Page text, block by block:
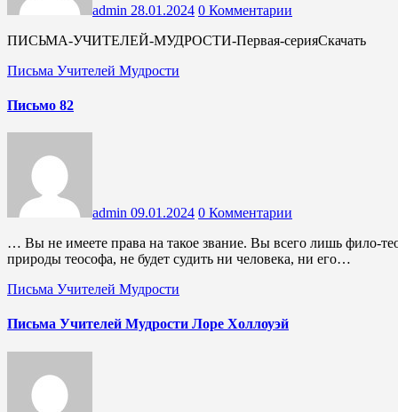
admin 28.01.2024 0 Комментарии
ПИСЬМА-УЧИТЕЛЕЙ-МУДРОСТИ-Первая-серияСкачать
Письма Учителей Мудрости
Письмо 82
admin 09.01.2024 0 Комментарии
… Вы не имеете права на такое звание. Вы всего лишь фило-
природы теософа, не будет судить ни человека, ни его…
Письма Учителей Мудрости
Письма Учителей Мудрости Лоре Холлоуэй